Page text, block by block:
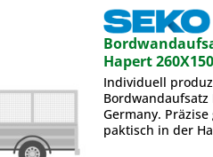
auch dank des
Verschlußsystems.
drei
durchlässig mit
ab 815,00 €
Vergleichen